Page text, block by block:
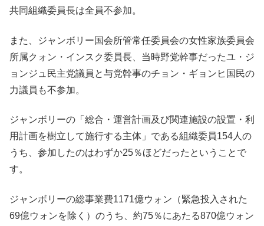
共同組織委員長は全員不参加。
また、ジャンボリー国会所管常任委員会の女性家族委員会
所属クォン・インスク委員長、当時野党幹事だったユ・ジ
ョンジュ民主党議員と与党幹事のチョン・ギョンヒ国民の
力議員も不参加。
ジャンボリーの「総合・運営計画及び関連施設の設置・利
用計画を樹立して施行する主体」である組織委員154人の
うち、参加したのはわずか25％ほどだったということで
す。
ジャンボリーの総事業費1171億ウォン（緊急投入された
69億ウォンを除く）のうち、約75％にあたる870億ウォン